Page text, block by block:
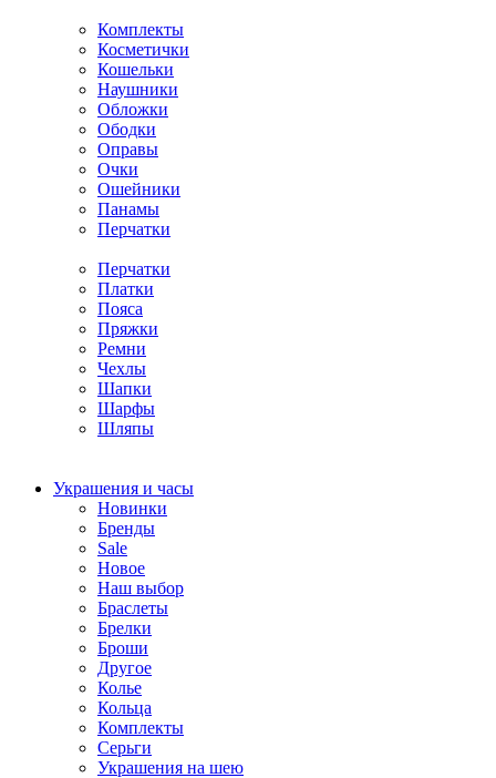
Комплекты
Косметички
Кошельки
Наушники
Обложки
Ободки
Оправы
Очки
Ошейники
Панамы
Перчатки
Перчатки
Платки
Пояса
Пряжки
Ремни
Чехлы
Шапки
Шарфы
Шляпы
Украшения и часы
Новинки
Бренды
Sale
Новое
Наш выбор
Браслеты
Брелки
Броши
Другое
Колье
Кольца
Комплекты
Серьги
Украшения на шею